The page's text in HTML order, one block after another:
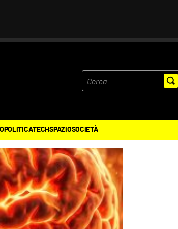
TECHSPAZIOSOCIETÀ